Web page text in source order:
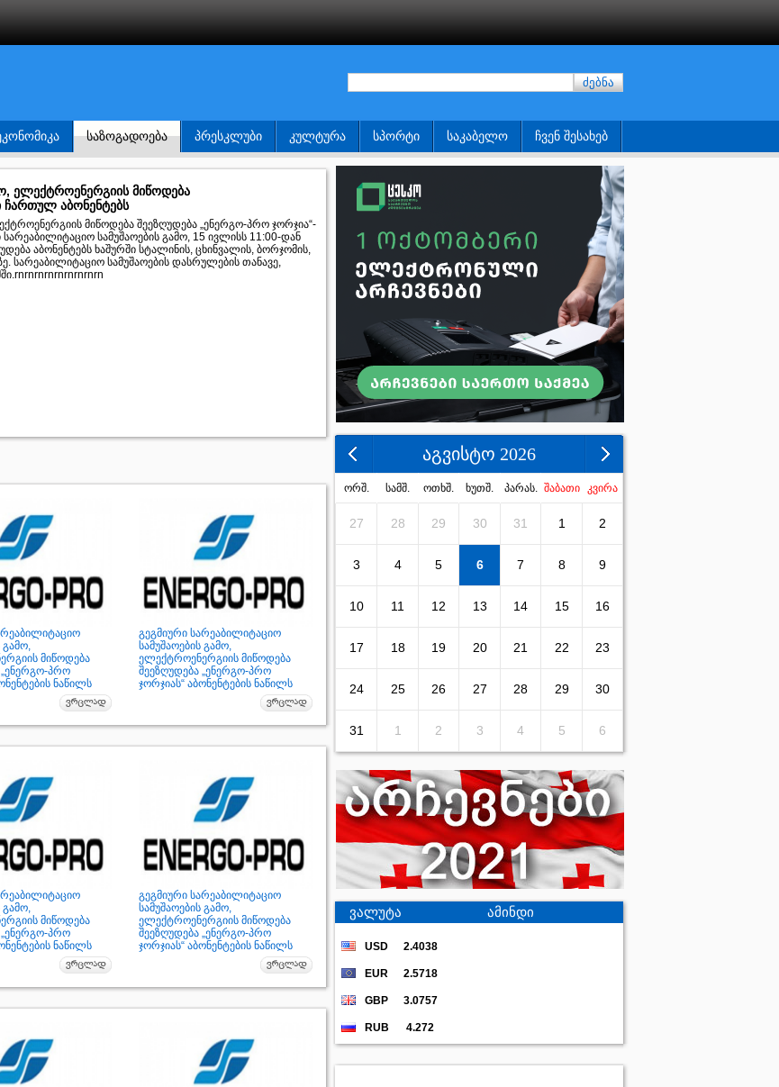
ძებნა
ᲡᲐᲖᲝᲒᲐᲓᲝᲔᲑᲐ ᲞᲠᲔᲡᲙᲚᲣᲑᲘ ᲙᲣᲚᲢᲣᲠᲐ ᲡᲞᲝᲠᲢᲘ ᲡᲐᲙᲐᲑᲔᲚᲝ ᲩᲕᲔᲜ ᲨᲔᲡᲐᲮᲔᲑ
ელექტროენერგიის მიწოდება
ჩართულ აბონენტებს
მიწოდება შეეზღუდება „ენერგო-პრო ჯორჯია“-
სამუშაოების გამო, 15 ივლისს 11:00-დან
აბონენტებს ხაშურში სტალინის, ცხინვალის, ბორჯომის,
სარეაბილიტაციო სამუშაოების დასრულების თანავე,
გამო,
მიწოდება
„ენერგო-პრო
ნაწილს
გეგმიური სარეაბილიტაციო
სამუშაოების გამო,
ელექტროენერგიის მიწოდება
შეეზღუდება „ენერგო-პრო
ჯორჯიას“ აბონენტების ნაწილს
გამო,
მიწოდება
„ენერგო-პრო
ნაწილს
გეგმიური სარეაბილიტაციო
სამუშაოების გამო,
ელექტროენერგიის მიწოდება
შეეზღუდება „ენერგო-პრო
ჯორჯიას“ აბონენტების ნაწილს
აგვისტო 2026
ორშ. სამშ. ოთხშ. ხუთშ. პარას. შაბათი კვირა
27 28 29 30 31 1 2
3 4 5 6 7 8 9
10 11 12 13 14 15 16
17 18 19 20 21 22 23
24 25 26 27 28 29 30
31 1 2 3 4 5 6
ვალუტა ამინდი
USD 2.4038
EUR 2.5718
GBP 3.0757
RUB 4.272